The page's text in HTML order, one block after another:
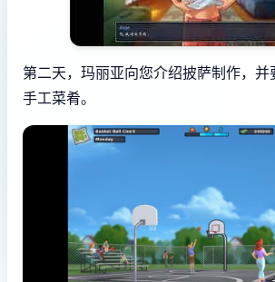
第二天，玛丽亚向您介绍披萨制作，
手工菜肴。